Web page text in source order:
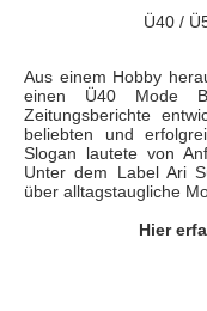
Ü40 /
Aus einem Hobby
einen Ü40 Mode
Zeitungsberichte
beliebten und
Slogan lautete von
Unter dem Label Ari
über alltagstaugliche
Hier